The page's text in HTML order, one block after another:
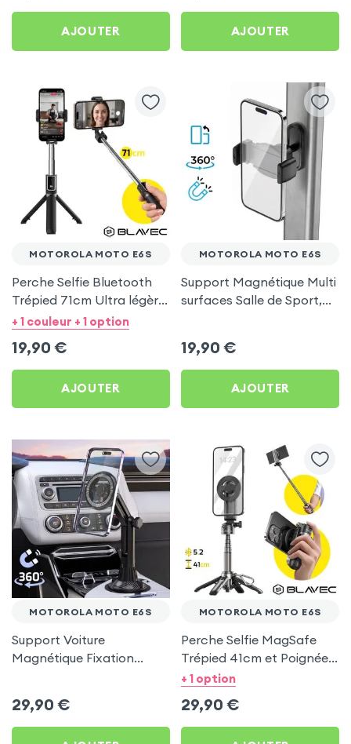
AJOUTER AJOUTER
MOTOROLA MOTO E6S
Perche Selfie Bluetooth
Trépied 71cm Ultra légère
Noir pour Motorola Moto
+ 1 couleur + 1 option
19,90 €
AJOUTER
MOTOROLA MOTO E6S
Support Magnétique Multi
surfaces Salle de Sport,
19,90 €
AJOUTER
MOTOROLA MOTO E6S
Support Voiture
Magnétique Fixation
29,90 €
MOTOROLA MOTO E6S
Perche Selfie MagSafe
Trépied 41cm et Poignée
Grip - Noir pour Motorola
+ 1 option
29,90 €